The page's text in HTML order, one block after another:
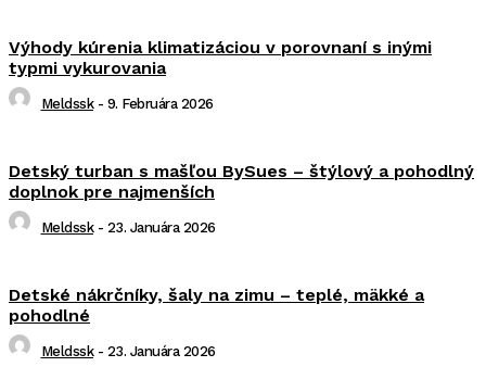
Výhody kúrenia klimatizáciou v porovnaní s inými
typmi vykurovania
Meldssk - 9. Februára 2026
Detský turban s mašľou BySues – štýlový a pohodlný
doplnok pre najmenších
Meldssk - 23. Januára 2026
Detské nákrčníky, šaly na zimu – teplé, mäkké a
pohodlné
Meldssk - 23. Januára 2026